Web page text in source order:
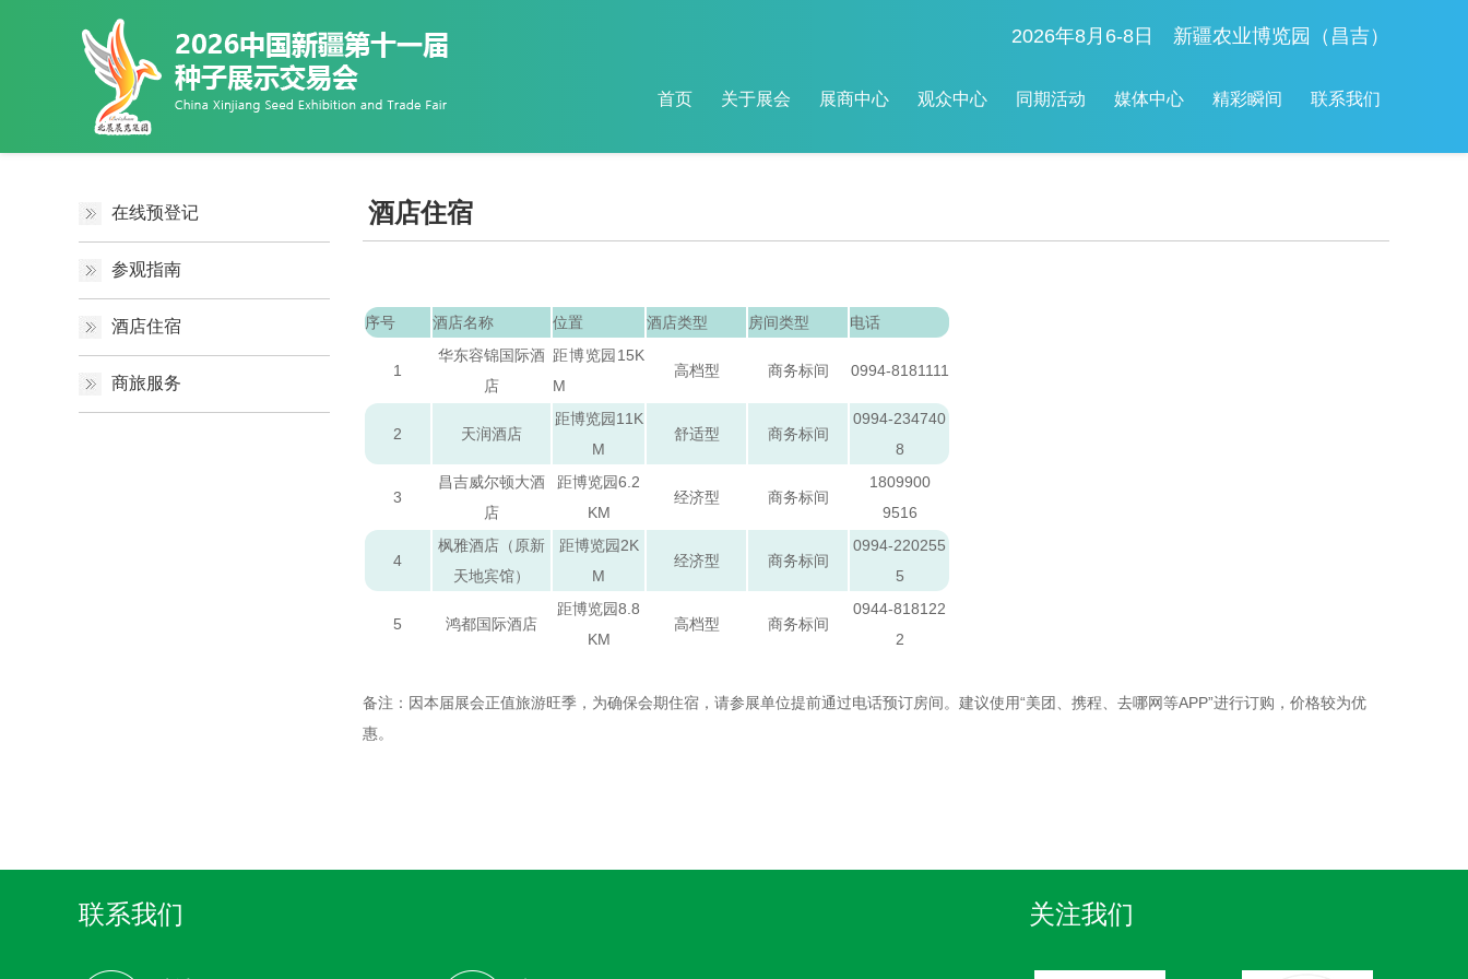
2026年8月6-8日 新疆农业博览园（昌吉）
首页 关于展会 展商中心 观众中心 同期活动 媒体中心 精彩瞬间 联系我们
在线预登记
参观指南
酒店住宿
商旅服务
酒店住宿
序号 酒店名称 位置 酒店类型 房间类型 电话
1
华东容锦国际酒
店
距博览园15K
M
高档型 商务标间 0994-8181111
2 天润酒店
距博览园11K
M
舒适型 商务标间
0994-234740
8
3
昌吉威尔顿大酒
店
距博览园6.2
KM
经济型 商务标间
1809900
9516
4
枫雅酒店（原新
天地宾馆）
距博览园2K
M
经济型 商务标间
0994-220255
5
5 鸿都国际酒店
距博览园8.8
KM
高档型 商务标间
0944-818122
2
备注：因本届展会正值旅游旺季，为确保会期住宿，请参展单位提前通过电话预订房间。建议使用“美团、携程、去哪网等APP”进行订购，价格较为优
惠。
联系我们 关注我们